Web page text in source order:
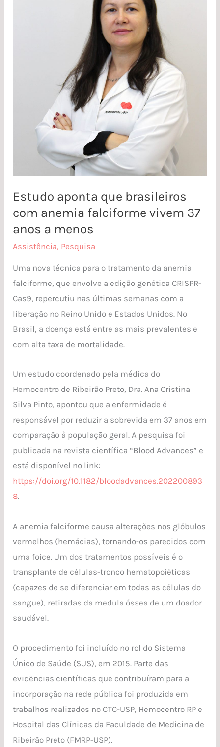
Estudo aponta que brasileiros
com anemia falciforme vivem 37
anos a menos
Assistência, Pesquisa
Uma nova técnica para o tratamento da anemia
falciforme, que envolve a edição genética CRISPR-
Cas9, repercutiu nas últimas semanas com a
liberação no Reino Unido e Estados Unidos. No
Brasil, a doença está entre as mais prevalentes e
com alta taxa de mortalidade.
Um estudo coordenado pela médica do
Hemocentro de Ribeirão Preto, Dra. Ana Cristina
Silva Pinto, apontou que a enfermidade é
responsável por reduzir a sobrevida em 37 anos em
comparação à população geral. A pesquisa foi
publicada na revista científica “Blood Advances” e
está disponível no link:
https://doi.org/10.1182/bloodadvances.202200893
8.
A anemia falciforme causa alterações nos glóbulos
vermelhos (hemácias), tornando-os parecidos com
uma foice. Um dos tratamentos possíveis é o
transplante de células-tronco hematopoiéticas
(capazes de se diferenciar em todas as células do
sangue), retiradas da medula óssea de um doador
saudável.
O procedimento foi incluído no rol do Sistema
Único de Saúde (SUS), em 2015. Parte das
evidências científicas que contribuíram para a
incorporação na rede pública foi produzida em
trabalhos realizados no CTC-USP, Hemocentro RP e
Hospital das Clínicas da Faculdade de Medicina de
Ribeirão Preto (FMRP-USP).